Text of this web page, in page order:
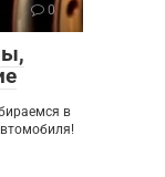
0
в